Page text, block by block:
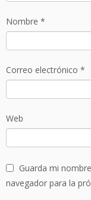
Nombre *
Correo electrónico *
Web
Guarda mi
navegador para la